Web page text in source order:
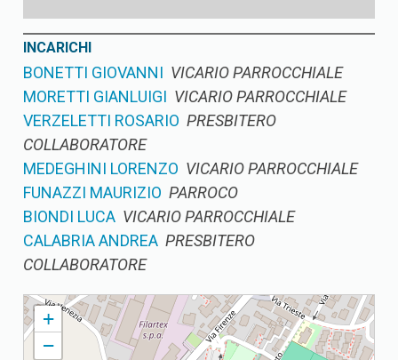
INCARICHI
BONETTI GIOVANNI VICARIO PARROCCHIALE
MORETTI GIANLUIGI VICARIO PARROCCHIALE
VERZELETTI ROSARIO PRESBITERO
COLLABORATORE
MEDEGHINI LORENZO VICARIO PARROCCHIALE
FUNAZZI MAURIZIO PARROCO
BIONDI LUCA VICARIO PARROCCHIALE
CALABRIA ANDREA PRESBITERO
COLLABORATORE
PALAZZOLO S. PANCRAZIO PARROCCHIA DI S. PANCRAZIO
+
−